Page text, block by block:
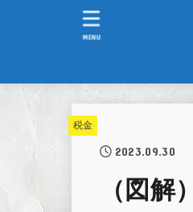
MENU
税金
2023.09.30
（図